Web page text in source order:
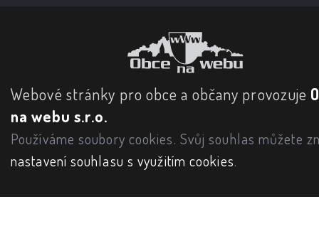
Webové stránky pro obce a občany provozuje
na webu s.r.o.
Používáme soubory cookies. Svůj souhlas můžete
nastavení souhlasu s využitím cookies.